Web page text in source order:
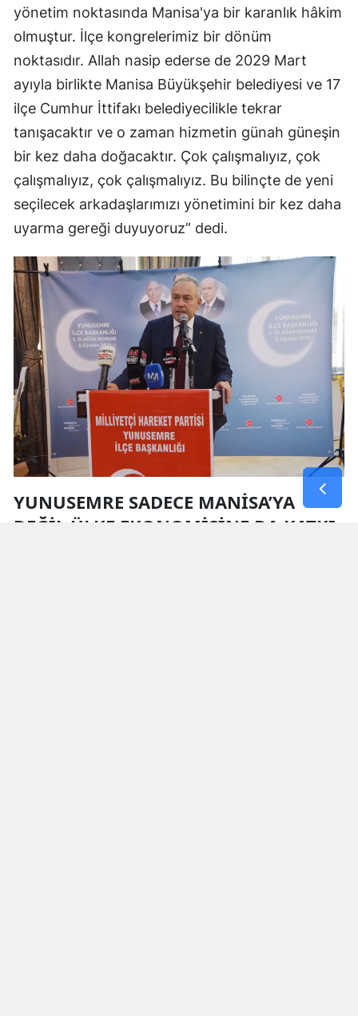
yönetim noktasında Manisa'ya bir karanlık hâkim
olmuştur. İlçe kongrelerimiz bir dönüm
noktasıdır. Allah nasip ederse de 2029 Mart
ayıyla birlikte Manisa Büyükşehir belediyesi ve 17
ilçe Cumhur İttifakı belediyecilikle tekrar
tanışacaktır ve o zaman hizmetin günah güneşin
bir kez daha doğacaktır. Çok çalışmalıyız, çok
çalışmalıyız, çok çalışmalıyız. Bu bilinçte de yeni
seçilecek arkadaşlarımızı yönetimini bir kez daha
uyarma gereği duyuyoruz” dedi.
YUNUSEMRE SADECE MANİSA’YA
DEĞİL ÜLKE EKONOMİSİNE DA KATKI